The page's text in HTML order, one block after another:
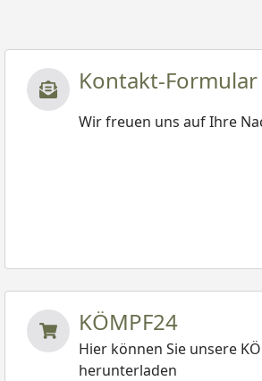
Kontakt-Formular
Wir freuen uns auf Ihre
KÖMPF24
Hier können Sie unsere
herunterladen